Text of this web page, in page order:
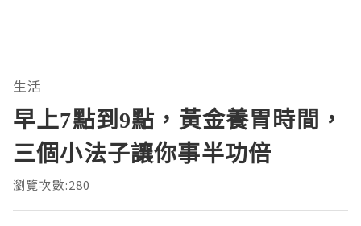
生活
早上7點到9點，黃金養胃時間，
三個小法子讓你事半功倍
瀏覽次數:280